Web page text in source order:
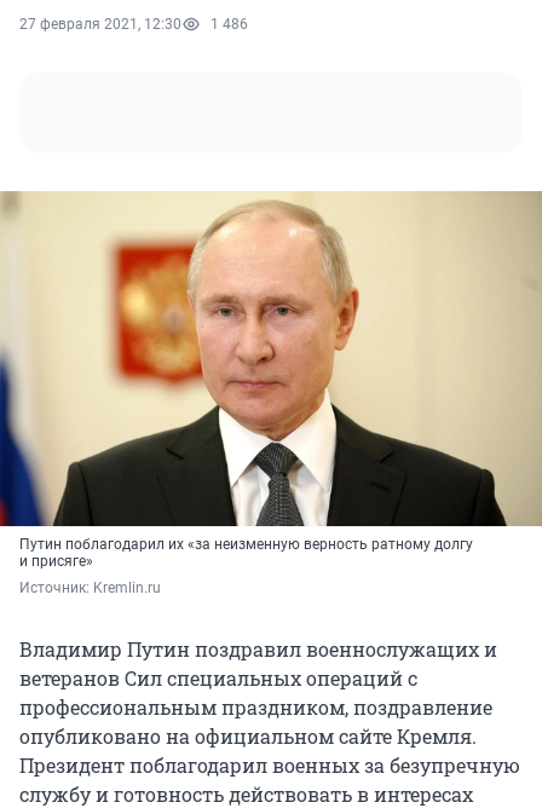
27 февраля 2021, 12:30 1 486
Путин поблагодарил их «за неизменную верность ратному долгу
и присяге»
Источник: Kremlin.ru
Владимир Путин поздравил военнослужащих и
ветеранов Сил специальных операций с
профессиональным праздником, поздравление
опубликовано на официальном сайте Кремля.
Президент поблагодарил военных за безупречную
службу и готовность действовать в интересах